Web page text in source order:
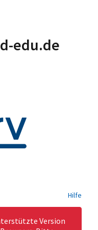
edu.de
Hilfe
Version